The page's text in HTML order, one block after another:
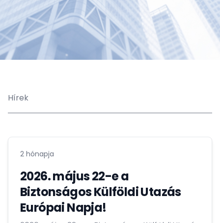
Hírek
2 hónapja
2026. május 22-e a
Biztonságos Külföldi Utazás
Európai Napja!